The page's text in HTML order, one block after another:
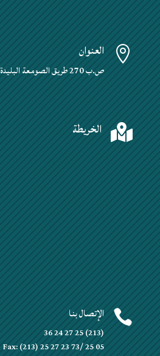
 العنوان
ص.ب 270 طريق الصومعة البليدة
 الخريطة
 الإتصال بنا
(213) 25 27 24 36
Fax: (213) 25 27 23 73/ 25 05